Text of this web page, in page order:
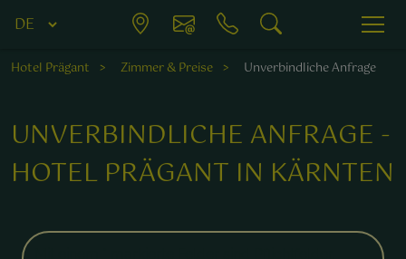
Hotel Prägant Zimmer & Preise Unverbindliche Anfrage
UNVERBINDLICHE ANFRAGE -
HOTEL PRÄGANT IN KÄRNTEN